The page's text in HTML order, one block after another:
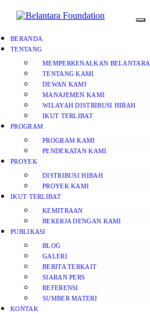
BERANDA
TENTANG
MEMPERKENALKAN BELANTARA
TENTANG KAMI
DEWAN KAMI
MANAJEMEN KAMI
WILAYAH DISTRIBUSI HIBAH
IKUT TERLIBAT
PROGRAM
PROGRAM KAMI
PENDEKATAN KAMI
PROYEK
DISTRIBUSI HIBAH
PROYEK KAMI
IKUT TERLIBAT
KEMITRAAN
BEKERJA DENGAN KAMI
PUBLIKASI
BLOG
GALERI
BERITA TERKAIT
SIARAN PERS
REFERENSI
SUMBER MATERI
KONTAK